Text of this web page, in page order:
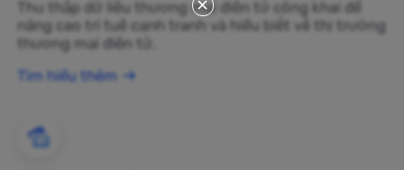
Thu thập dữ liệu thương mại điện tử công khai để
nâng cao trí tuệ cạnh tranh và hiểu biết về thị trường
thương mại điện tử.
Tìm hiểu thêm